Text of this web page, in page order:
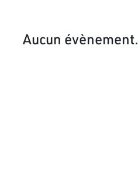
Aucun évènement.